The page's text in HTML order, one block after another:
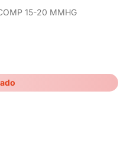
15-20 MMHG